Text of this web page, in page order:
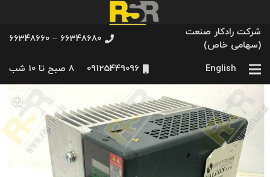
شرکت رادکار صنعت
(سهامی خاص)
66348680 – 66348660
English
09125449096 8 صبح تا 10 شب